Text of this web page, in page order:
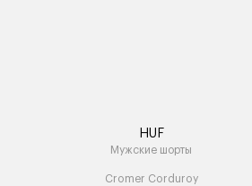
HUF
Мужские шорты
Cromer Corduroy